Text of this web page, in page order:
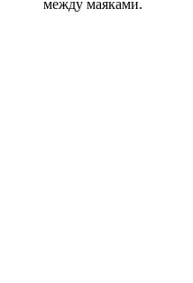
между маяками.